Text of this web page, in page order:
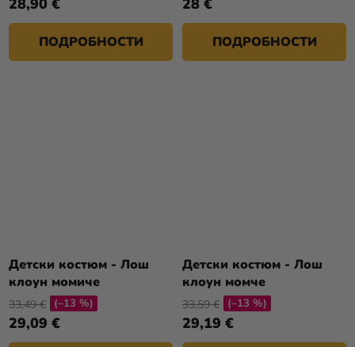
ПОДРОБНОСТИ ПОДРОБНОСТИ
Детски костюм - Лош
клоун момиче
29,09 €
33,49 € (–13 %)
Детски костюм - Лош
клоун момче
29,19 €
33,59 € (–13 %)